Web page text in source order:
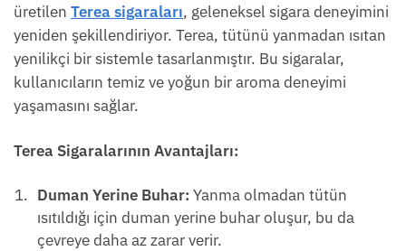
üretilen Terea sigaraları, geleneksel sigara deneyimini
yeniden şekillendiriyor. Terea, tütünü yanmadan ısıtan
yenilikçi bir sistemle tasarlanmıştır. Bu sigaralar,
kullanıcıların temiz ve yoğun bir aroma deneyimi
yaşamasını sağlar.
Terea Sigaralarının Avantajları:
Duman Yerine Buhar: Yanma olmadan tütün
ısıtıldığı için duman yerine buhar oluşur, bu da
çevreye daha az zarar verir.